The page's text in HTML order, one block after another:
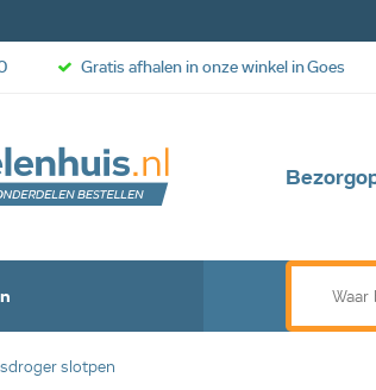
Gratis afhalen in onze winkel in Goes
slotpen